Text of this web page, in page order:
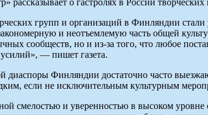
групп и организаций в Финляндии
и неотъемлемую часть общей
сообществ, но и из-за того, что любое
— пишет газета.
диаспоры Финляндии достаточно часто
если не исключительным культурным
смелостью и уверенностью в высоком